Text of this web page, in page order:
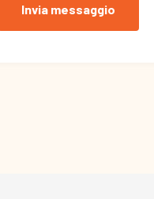
Invia messaggio